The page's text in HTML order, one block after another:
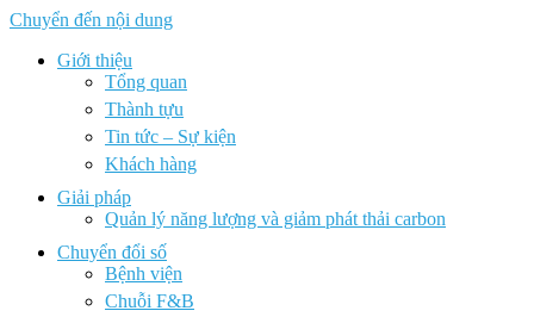
Chuyển đến nội dung
Giới thiệu
Tổng quan
Thành tựu
Tin tức – Sự kiện
Khách hàng
Giải pháp
Quản lý năng lượng và giảm phát thải carbon
Chuyển đổi số
Bệnh viện
Chuỗi F&B